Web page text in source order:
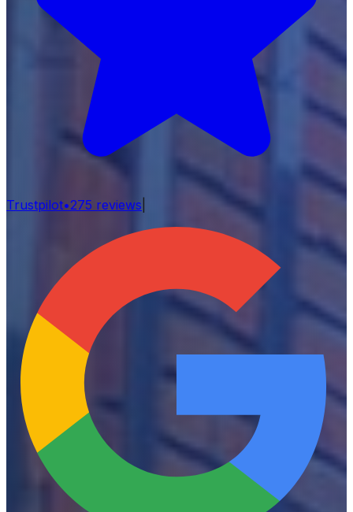
Trustpilot•275 reviews